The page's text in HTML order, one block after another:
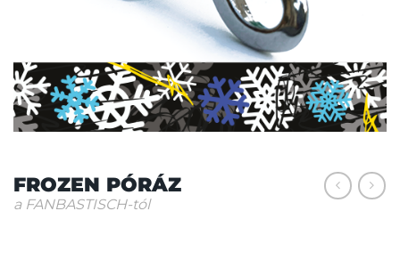
FROZEN PÓRÁZ
a FANBASTISCH-tól